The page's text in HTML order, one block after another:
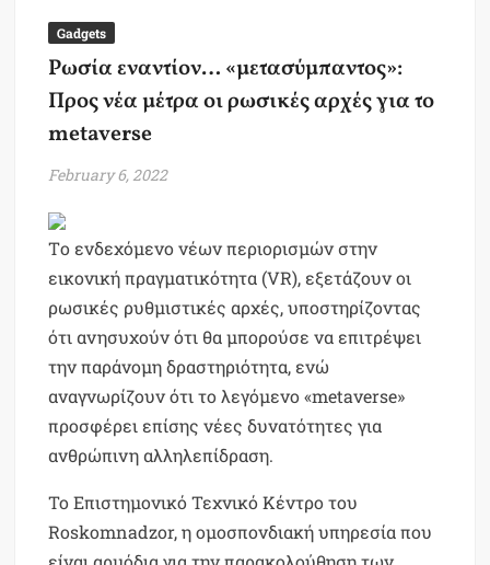
Gadgets
Ρωσία εναντίον… «μετασύμπαντος»:
Προς νέα μέτρα οι ρωσικές αρχές για το
metaverse
February 6, 2022
Tο ενδεχόμενο νέων περιορισμών στην
εικονική πραγματικότητα (VR), εξετάζουν oι
ρωσικές ρυθμιστικές αρχές, υποστηρίζοντας
ότι ανησυχούν ότι θα μπορούσε να επιτρέψει
την παράνομη δραστηριότητα, ενώ
αναγνωρίζουν ότι το λεγόμενο «metaverse»
προσφέρει επίσης νέες δυνατότητες για
ανθρώπινη αλληλεπίδραση.
Το Επιστημονικό Τεχνικό Κέντρο του
Roskomnadzor, η ομοσπονδιακή υπηρεσία που